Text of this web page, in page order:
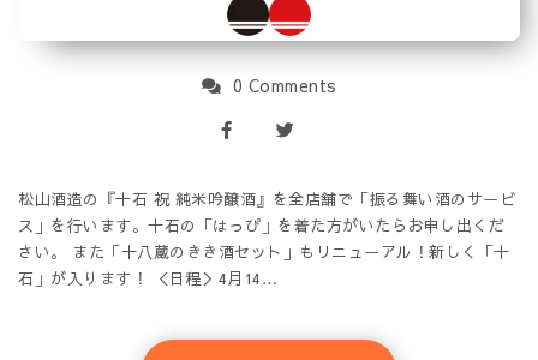
0 Comments
松山酒造の『十石 祝 純米吟醸酒』を全店舗で「振る舞い酒のサービ
ス」を行います。十石の「はっぴ」を着た方がいたらお申し出くだ
さい。 また「十八蔵のきき酒セット」もリニューアル！新しく「十
石」が入ります！ ＜日程＞4月14…